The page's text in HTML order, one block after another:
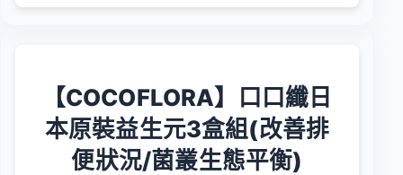
【COCOFLORA】口口纖日
本原裝益生元3盒組(改善排
便狀況/菌叢生態平衡)